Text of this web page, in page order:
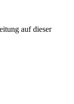
auf dieser